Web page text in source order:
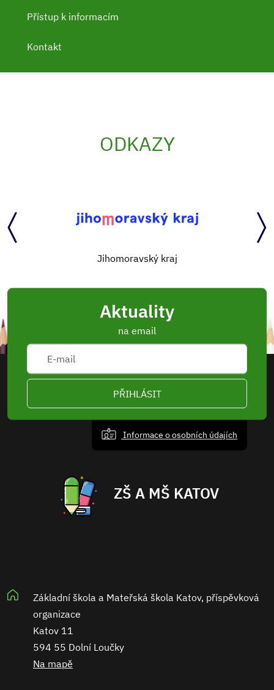
Přístup k informacím
Kontakt
ODKAZY
Jihomoravský kraj
Aktuality
na email
PŘIHLÁSIT
Informace o osobních údajích
ZŠ A MŠ KATOV
Základní škola a Mateřská škola Katov, příspěvková
organizace
Katov 11
594 55 Dolní Loučky
Na mapě